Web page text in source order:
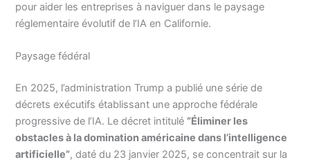
pour aider les entreprises à naviguer dans le paysage
réglementaire évolutif de l’IA en Californie.
Paysage fédéral
En 2025, l’administration Trump a publié une série de
décrets exécutifs établissant une approche fédérale
progressive de l’IA. Le décret intitulé “Éliminer les
obstacles à la domination américaine dans l’intelligence
artificielle”, daté du 23 janvier 2025, se concentrait sur la